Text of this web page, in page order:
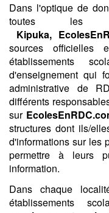
Dans l'optique de
toutes les
Kipuka,
sources officielles
établissements
d'enseignement qui
administrative de
différents
sur
structures dont ils/
d'informations sur les
permettre à leurs
information.
Dans chaque
établissements